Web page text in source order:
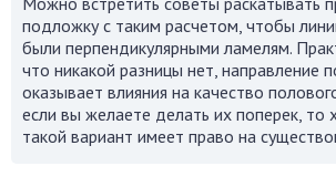
подложку с таким расчетом, чтобы
были перпендикулярными ламелям.
что никакой разницы нет, направление
оказывает влияния на качество
если вы желаете делать их поперек, то
такой вариант имеет право на